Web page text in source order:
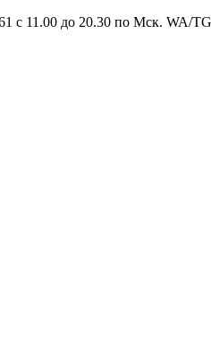
c 11.00 до 20.30 по Мcк. WA/